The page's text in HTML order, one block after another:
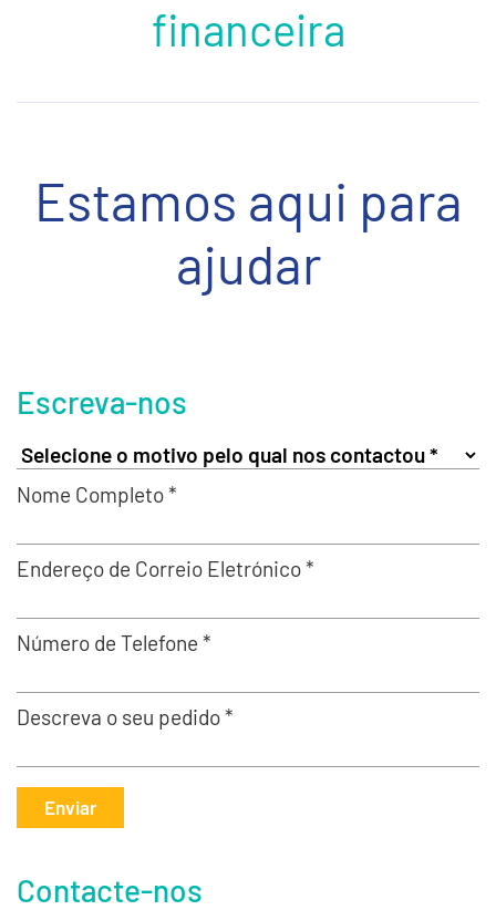
financeira
Estamos aqui para
ajudar
Escreva-nos
Nome Completo *
Endereço de Correio Eletrónico *
Número de Telefone *
Descreva o seu pedido *
Enviar
Contacte-nos